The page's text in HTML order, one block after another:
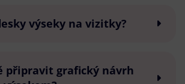
výseky na vizitky?
připravit grafický návrh